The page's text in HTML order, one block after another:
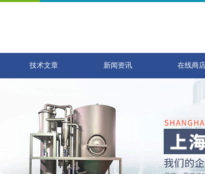
技术文章 新闻资讯 在线商